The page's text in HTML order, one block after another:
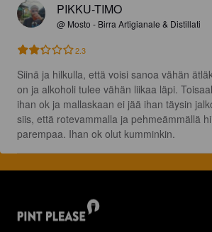
PIKKU-TIMO
@ Mosto - Birra Artigianale & Distillati
2.3
Siinä ja hilkulla, että voisi sanoa vähän
on ja alkoholi tulee vähän liikaa läpi.
ihan ok ja mallaskaan ei jää ihan täysin
siis, että rotevammalla ja pehmeämmällä
parempaa. Ihan ok olut kumminkin.